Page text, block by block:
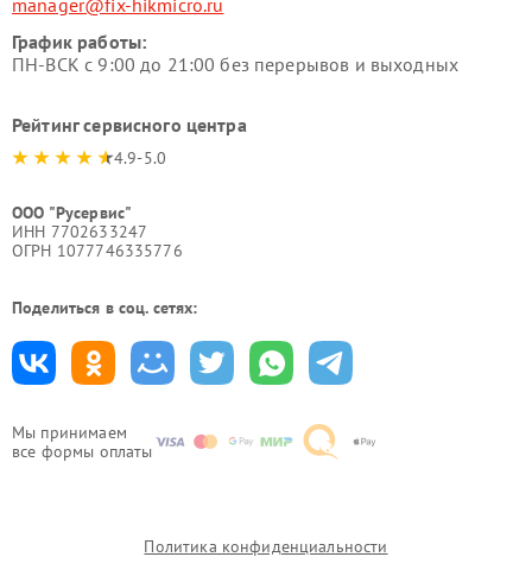
Мы принимаем
все формы оплаты
manager@fix-hikmicro.ru
График работы:
ПН-ВСК с 9:00 до 21:00 без перерывов и выходных
Рейтинг сервисного центра
4.9-5.0
ООО "Русервис"
ИНН 7702633247
ОГРН 1077746335776
Поделиться в соц. сетях:
Политика конфиденциальности